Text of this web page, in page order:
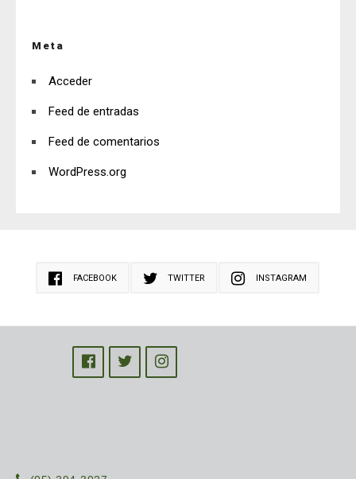
Meta
Acceder
Feed de entradas
Feed de comentarios
WordPress.org
FACEBOOK TWITTER INSTAGRAM